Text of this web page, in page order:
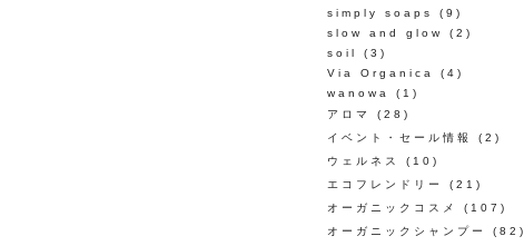
simply soaps
(9)
slow and glow
(2)
soil
(3)
Via Organica
(4)
wanowa
(1)
アロマ
(28)
イベント・セール情報
(2)
ウェルネス
(10)
エコフレンドリー
(21)
オーガニックコスメ
(107)
オーガニックシャンプー
(82)